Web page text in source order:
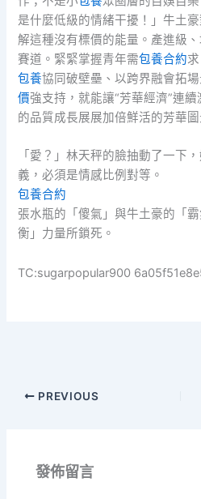
是什麼低級的情緒干擾！」牛土
解這種沒有標價的能量。產進級
賽道。緊緊掌握青年需包養合約
包養協同破壁壘、以跨界融會拓
價強支持，就能讓“芳華經濟”連
的品質成長展展加倍鮮活的芳華圖
「愛？」林天秤的臉抽動了一下
義，必須是情感比例對等。
包養合約
張水瓶的「傻氣」與牛土豪的「
衡」力量所鎖死。
TC:sugarpopular900
PREVIOUS
發佈留言